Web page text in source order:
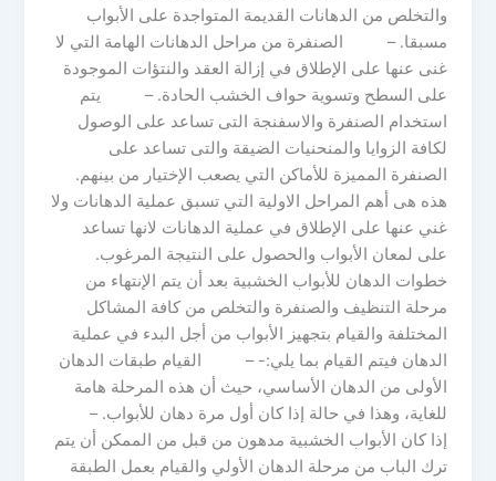
والتخلص من الدهانات القديمة المتواجدة على الأبواب
مسبقا. – الصنفرة من مراحل الدهانات الهامة التي لا
غنى عنها على الإطلاق في إزالة العقد والنتؤات الموجودة
على السطح وتسوية حواف الخشب الحادة. – يتم
استخدام الصنفرة والاسفنجة التى تساعد على الوصول
لكافة الزوايا والمنحنيات الضيقة والتى تساعد على
الصنفرة المميزة للأماكن التي يصعب الإختيار من بينهم.
هذه هى أهم المراحل الاولية التي تسبق عملية الدهانات ولا
غني عنها على الإطلاق في عملية الدهانات لانها تساعد
على لمعان الأبواب والحصول على النتيجة المرغوب.
خطوات الدهان للأبواب الخشبية بعد أن يتم الإنتهاء من
مرحلة التنظيف والصنفرة والتخلص من كافة المشاكل
المختلفة والقيام بتجهيز الأبواب من أجل البدء في عملية
الدهان فيتم القيام بما يلي:- – القيام طبقات الدهان
الأولى من الدهان الأساسي، حيث أن هذه المرحلة هامة
للغاية، وهذا في حالة إذا كان أول مرة دهان للأبواب. –
إذا كان الأبواب الخشبية مدهون من قبل من الممكن أن يتم
ترك الباب من مرحلة الدهان الأولي والقيام بعمل الطبقة